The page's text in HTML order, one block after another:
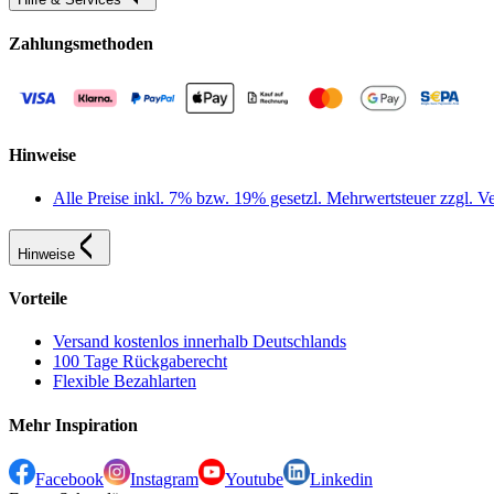
Zahlungsmethoden
Hinweise
Alle Preise inkl. 7% bzw. 19% gesetzl. Mehrwertsteuer zzgl.
Hinweise
Vorteile
Versand kostenlos innerhalb Deutschlands
100 Tage Rückgaberecht
Flexible Bezahlarten
Mehr Inspiration
Facebook Instagram Youtube
Linkedin